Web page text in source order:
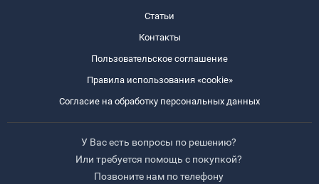
Статьи
Контакты
Пользовательское соглашение
Правила использования «cookie»
Согласие на обработку персональных данных
У Вас есть вопросы по решению?
Или требуется помощь с покупкой?
Позвоните нам по телефону